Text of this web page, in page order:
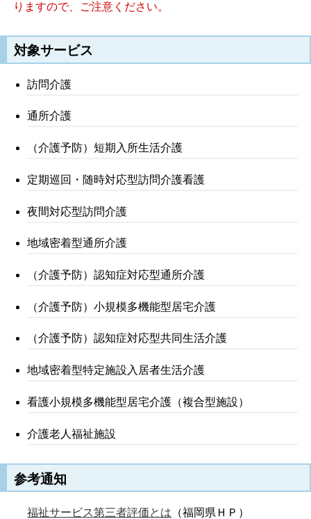
りますので、ご注意ください。
対象サービス
訪問介護
通所介護
（介護予防）短期入所生活介護
定期巡回・随時対応型訪問介護看護
夜間対応型訪問介護
地域密着型通所介護
（介護予防）認知症対応型通所介護
（介護予防）小規模多機能型居宅介護
（介護予防）認知症対応型共同生活介護
地域密着型特定施設入居者生活介護
看護小規模多機能型居宅介護（複合型施設）
介護老人福祉施設
参考通知
福祉サービス第三者評価とは （福岡県ＨＰ）